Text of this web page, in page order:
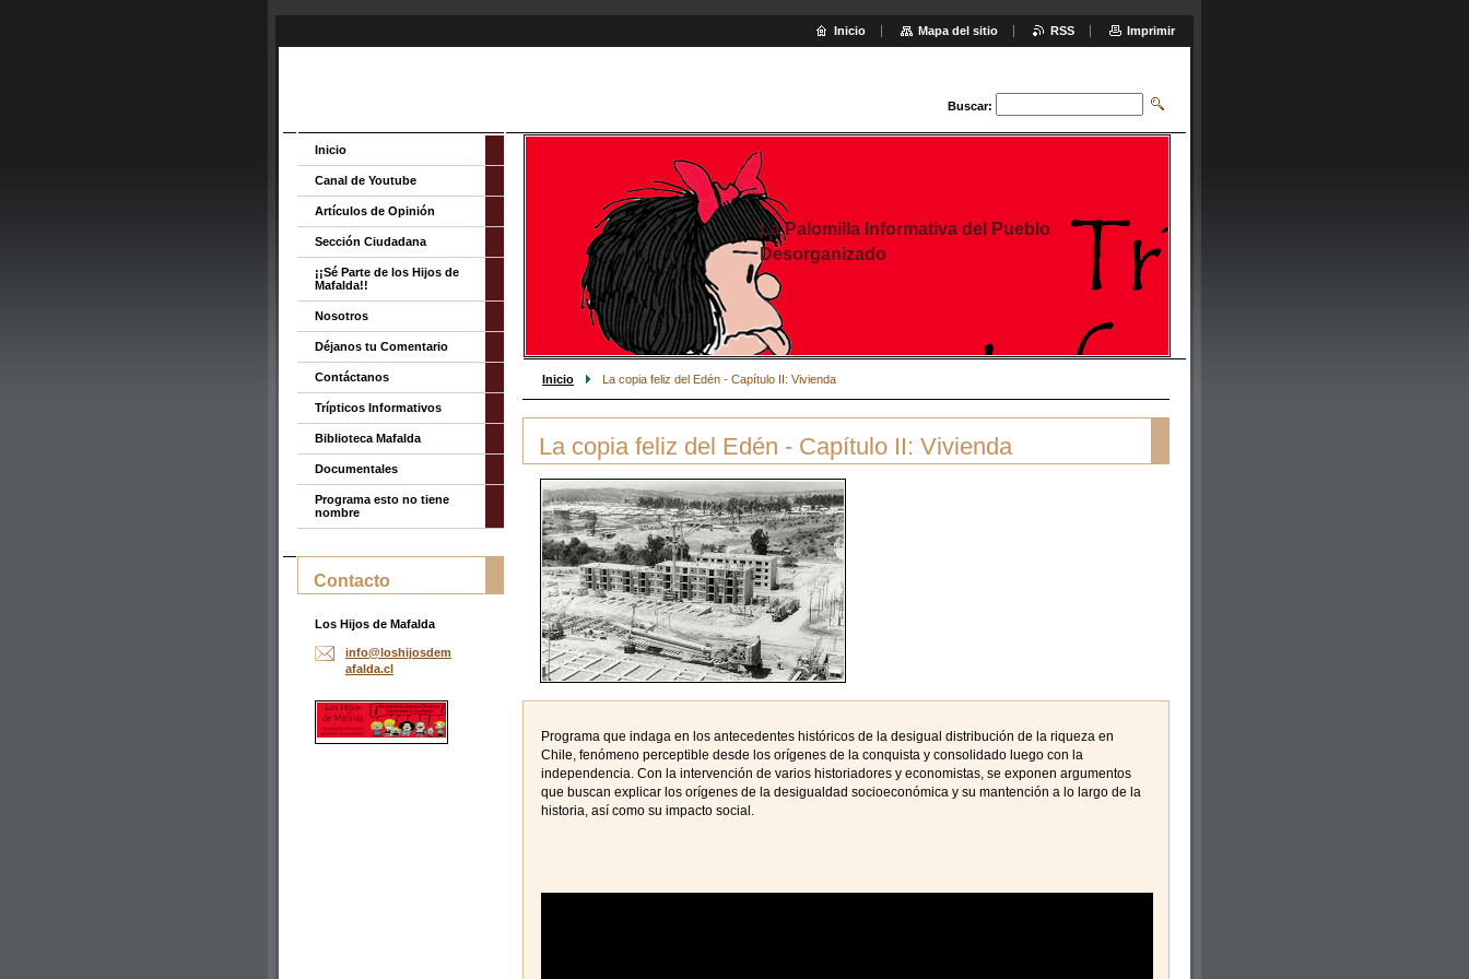
Buscar:
La Palomilla Informativa del Pueblo
Desorganizado
Inicio La copia feliz del Edén - Capítulo II: Vivienda
La copia feliz del Edén - Capítulo II: Vivienda
Programa que indaga en los antecedentes históricos de la desigual distribución de la riqueza en
Chile, fenómeno perceptible desde los orígenes de la conquista y consolidado luego con la
independencia. Con la intervención de varios historiadores y economistas, se exponen argumentos
que buscan explicar los orígenes de la desigualdad socioeconómica y su mantención a lo largo de la
historia, así como su impacto social.
Inicio
Canal de Youtube
Artículos de Opinión
Sección Ciudadana
¡¡Sé Parte de los Hijos de
Mafalda!!
Nosotros
Déjanos tu Comentario
Contáctanos
Trípticos Informativos
Biblioteca Mafalda
Documentales
Programa esto no tiene
nombre
Contacto
Los Hijos de Mafalda
info@loshijosdem
afalda.cl
Inicio Mapa del sitio RSS Imprimir